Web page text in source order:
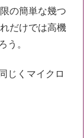
の簡単な幾つ
だけでは高機
う。
じくマイクロ